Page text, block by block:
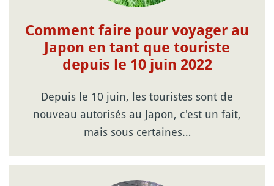
Comment faire pour voyager au
Japon en tant que touriste
depuis le 10 juin 2022
Depuis le 10 juin, les touristes sont de
nouveau autorisés au Japon, c'est un fait,
mais sous certaines…